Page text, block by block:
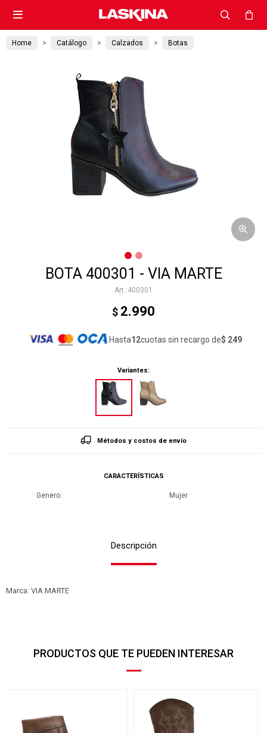

Home Catálogo Calzados Botas
BOTA 400301 - VIA MARTE
400301
$ 2.990
Hasta12cuotas sin recargo de$ 249
Variantes:
Métodos y costos de envío
CARACTERÍSTICAS
Genero Mujer
Descripción
Marca: VIA MARTE
PRODUCTOS QUE TE PUEDEN INTERESAR